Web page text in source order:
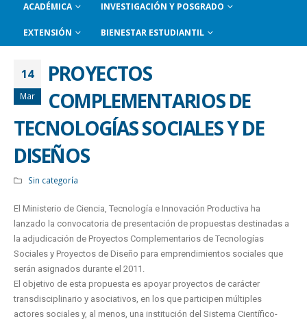
ACADÉMICA INVESTIGACIÓN Y POSGRADO
EXTENSIÓN BIENESTAR ESTUDIANTIL
14
Mar
PROYECTOS
COMPLEMENTARIOS DE
TECNOLOGÍAS SOCIALES Y DE
DISEÑOS
Sin categoría
El Ministerio de Ciencia, Tecnología e Innovación Productiva ha
lanzado la convocatoria de presentación de propuestas destinadas a
la adjudicación de Proyectos Complementarios de Tecnologías
Sociales y Proyectos de Diseño para emprendimientos sociales que
serán asignados durante el 2011.
El objetivo de esta propuesta es apoyar proyectos de carácter
transdisciplinario y asociativos, en los que participen múltiples
actores sociales y, al menos, una institución del Sistema Científico-